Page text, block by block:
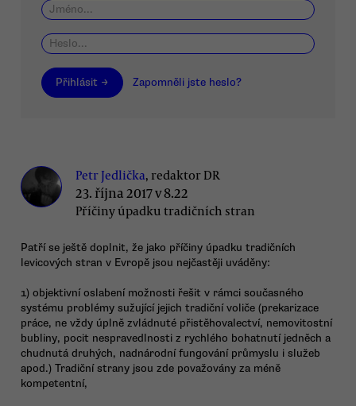
Přihlásit → Zapomněli jste heslo?
Petr Jedlička, redaktor DR
23. října 2017 v 8.22
Příčiny úpadku tradičních stran
Patří se ještě doplnit, že jako příčiny úpadku tradičních
levicových stran v Evropě jsou nejčastěji uváděny:
1) objektivní oslabení možnosti řešit v rámci současného
systému problémy sužující jejich tradiční voliče (prekarizace
práce, ne vždy úplně zvládnuté přistěhovalectví, nemovitostní
bubliny, pocit nespravedlnosti z rychlého bohatnutí jedněch a
chudnutá druhých, nadnárodní fungování průmyslu i služeb
apod.) Tradiční strany jsou zde považovány za méně
kompetentní,